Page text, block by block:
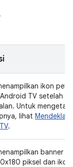
ikon
TV setelah
Untuk
lihat
.
banner
piksel dan ikon